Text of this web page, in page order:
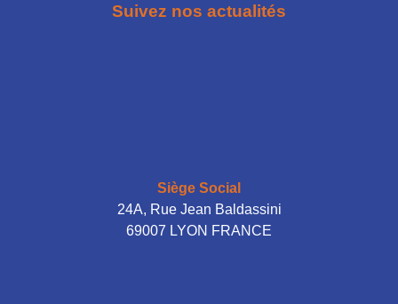
Suivez nos actualités
Siège Social
24A, Rue Jean Baldassini
69007 LYON FRANCE